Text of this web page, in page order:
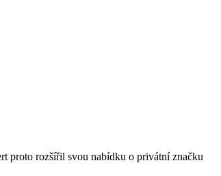
proto rozšířil svou nabídku o privátní značku